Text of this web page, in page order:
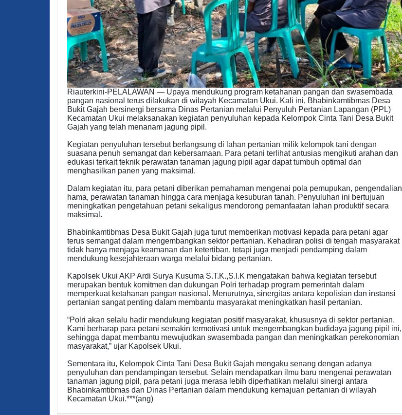
Riauterkini-PELALAWAN — Upaya mendukung program ketahanan pangan dan swasembada
pangan nasional terus dilakukan di wilayah Kecamatan Ukui. Kali ini, Bhabinkamtibmas Desa
Bukit Gajah bersinergi bersama Dinas Pertanian melalui Penyuluh Pertanian Lapangan (PPL)
Kecamatan Ukui melaksanakan kegiatan penyuluhan kepada Kelompok Cinta Tani Desa Bukit
Gajah yang telah menanam jagung pipil.
Kegiatan penyuluhan tersebut berlangsung di lahan pertanian milik kelompok tani dengan
suasana penuh semangat dan kebersamaan. Para petani terlihat antusias mengikuti arahan dan
edukasi terkait teknik perawatan tanaman jagung pipil agar dapat tumbuh optimal dan
menghasilkan panen yang maksimal.
Dalam kegiatan itu, para petani diberikan pemahaman mengenai pola pemupukan, pengendalian
hama, perawatan tanaman hingga cara menjaga kesuburan tanah. Penyuluhan ini bertujuan
meningkatkan pengetahuan petani sekaligus mendorong pemanfaatan lahan produktif secara
maksimal.
Bhabinkamtibmas Desa Bukit Gajah juga turut memberikan motivasi kepada para petani agar
terus semangat dalam mengembangkan sektor pertanian. Kehadiran polisi di tengah masyarakat
tidak hanya menjaga keamanan dan ketertiban, tetapi juga menjadi pendamping dalam
mendukung kesejahteraan warga melalui bidang pertanian.
Kapolsek Ukui AKP Ardi Surya Kusuma S.T.K.,S.I.K mengatakan bahwa kegiatan tersebut
merupakan bentuk komitmen dan dukungan Polri terhadap program pemerintah dalam
memperkuat ketahanan pangan nasional. Menurutnya, sinergitas antara kepolisian dan instansi
pertanian sangat penting dalam membantu masyarakat meningkatkan hasil pertanian.
“Polri akan selalu hadir mendukung kegiatan positif masyarakat, khususnya di sektor pertanian.
Kami berharap para petani semakin termotivasi untuk mengembangkan budidaya jagung pipil ini,
sehingga dapat membantu mewujudkan swasembada pangan dan meningkatkan perekonomian
masyarakat,” ujar Kapolsek Ukui.
Sementara itu, Kelompok Cinta Tani Desa Bukit Gajah mengaku senang dengan adanya
penyuluhan dan pendampingan tersebut. Selain mendapatkan ilmu baru mengenai perawatan
tanaman jagung pipil, para petani juga merasa lebih diperhatikan melalui sinergi antara
Bhabinkamtibmas dan Dinas Pertanian dalam mendukung kemajuan pertanian di wilayah
Kecamatan Ukui.***(ang)